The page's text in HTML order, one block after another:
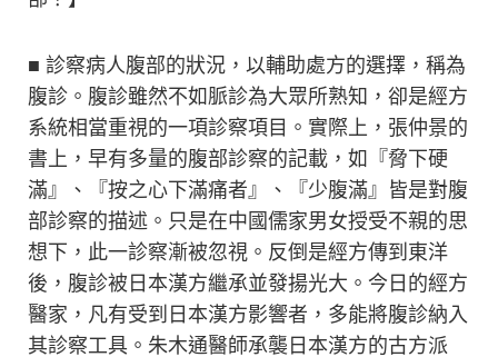
■ 診察病人腹部的狀況，以輔助處方的選擇，稱為
腹診。腹診雖然不如脈診為大眾所熟知，卻是經方
系統相當重視的一項診察項目。實際上，張仲景的
書上，早有多量的腹部診察的記載，如『脅下硬
滿』、『按之心下滿痛者』、『少腹滿』皆是對腹
部診察的描述。只是在中國儒家男女授受不親的思
想下，此一診察漸被忽視。反倒是經方傳到東洋
後，腹診被日本漢方繼承並發揚光大。今日的經方
醫家，凡有受到日本漢方影響者，多能將腹診納入
其診察工具。朱木通醫師承襲日本漢方的古方派